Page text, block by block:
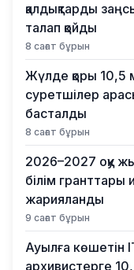
қалдықтарды
талап қойды
8 сағат бұрын
Жүлде қоры 10,5
суретшілер
басталды
8 сағат бұрын
2026–2027 оқу
білім гранттары
жарияланды
9 сағат бұрын
Ауылға көшетін
архивистерге